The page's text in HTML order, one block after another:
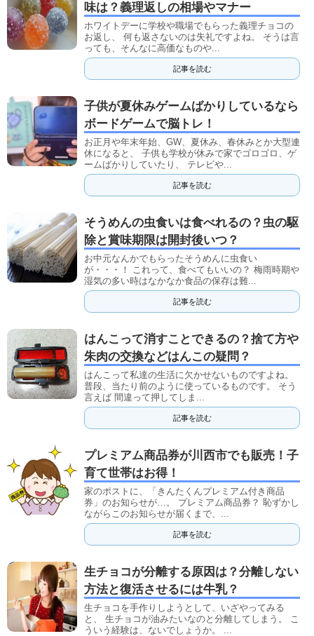
味は？義理返しの相場やマナー
ホワイトデーに学校や職場でもらった義理チョコの
お返し、 何も返さないのは失礼ですよね。 そうは言
っても、そんなに高価なものや...
記事を読む
子供が夏休みゲームばかりしているなら
ボードゲームで脳トレ！
お正月や年末年始、GW、夏休み、春休みとか大型連
休になると、 子供も学校が休みで家でゴロゴロ、ゲ
ームばかりしていたり、 テレビや...
記事を読む
そうめんの虫食いは食べれるの？虫の駆
除と賞味期限は開封後いつ？
お中元なんかでもらったそうめんに虫食い
が・・・！ これって、食べてもいいの？ 梅雨時期や
湿気の多い時はなかなか食品の保存は難...
記事を読む
はんこって消すことできるの？捨て方や
朱肉の交換などはんこの疑問？
はんこって私達の生活に欠かせないものですよね。
普段、当たり前のように使っているものです。 そう
言えば 間違って押してしま...
記事を読む
プレミアム商品券が川西市でも販売！子
育て世帯はお得！
家のポストに、「きんたくんプレミアム付き商品
券」のお知らせが…。 プレミアム商品券？ 恥ずかし
ながらこのお知らせが届くまで、...
記事を読む
生チョコが分離する原因は？分離しない
方法と復活させるには牛乳？
生チョコを手作りしようとして、いざやってみる
と、 生チョコが油みたいなのと分離してしまう。 こ
ういう経験は、ないでしょうか。 ...